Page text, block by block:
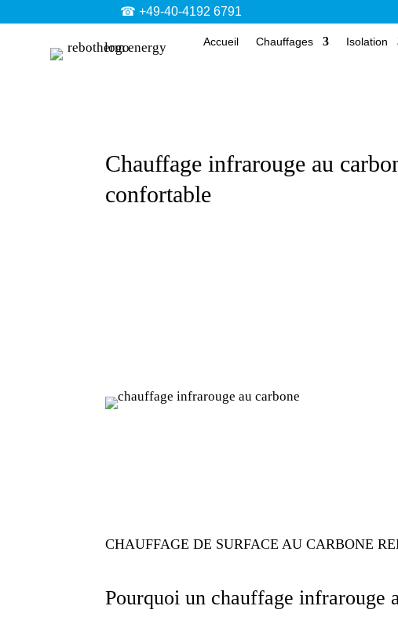
☎ +49-40-4192 6791
Accueil Chauffages Isolation
Chauffage infrarouge au
confortable
CHAUFFAGE DE SURFACE AU CARBONE
Pourquoi un chauffage infrarouge